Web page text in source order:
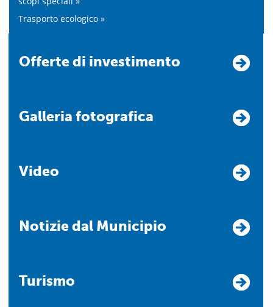
Trasporto ecologico »
Offerte di investimento
Galleria fotografica
Video
Notizie dal Municipio
Turismo